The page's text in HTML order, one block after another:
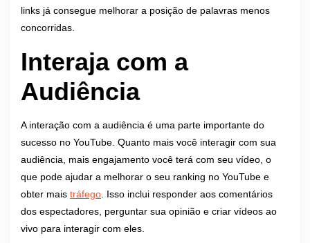
links já consegue melhorar a posição de palavras menos
concorridas.
Interaja com a
Audiência
A interação com a audiência é uma parte importante do
sucesso no YouTube. Quanto mais você interagir com sua
audiência, mais engajamento você terá com seu vídeo, o
que pode ajudar a melhorar o seu ranking no YouTube e
obter mais tráfego. Isso inclui responder aos comentários
dos espectadores, perguntar sua opinião e criar vídeos ao
vivo para interagir com eles.